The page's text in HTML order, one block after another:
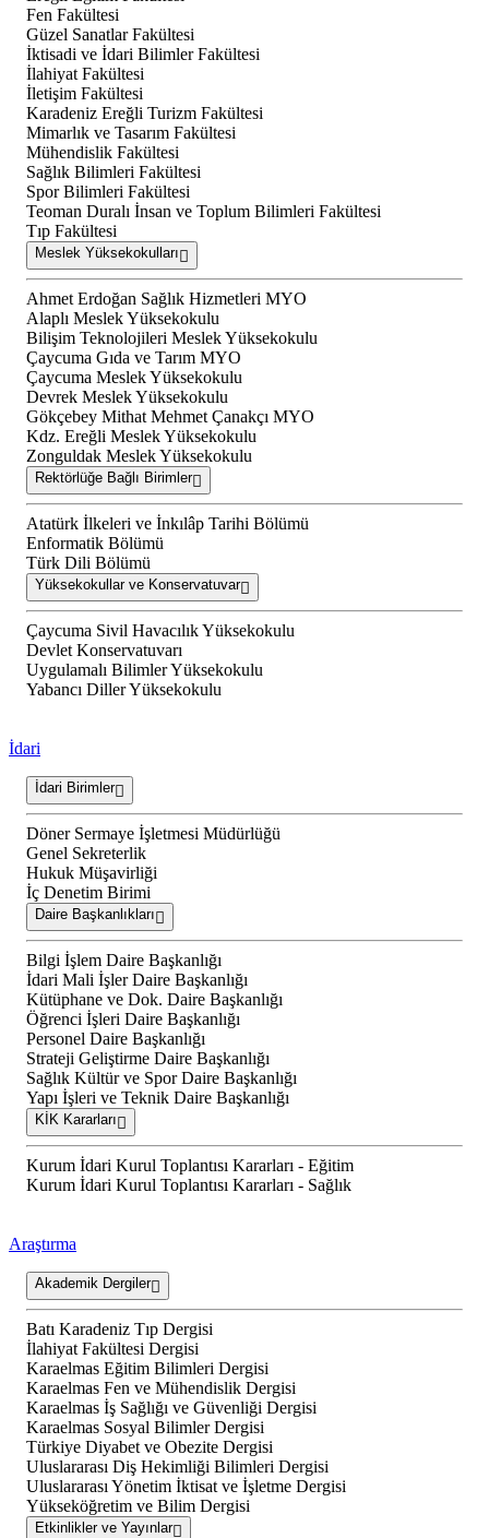
Fen Fakültesi
Güzel Sanatlar Fakültesi
İktisadi ve İdari Bilimler Fakültesi
İlahiyat Fakültesi
İletişim Fakültesi
Karadeniz Ereğli Turizm Fakültesi
Mimarlık ve Tasarım Fakültesi
Mühendislik Fakültesi
Sağlık Bilimleri Fakültesi
Spor Bilimleri Fakültesi
Teoman Duralı İnsan ve Toplum Bilimleri Fakültesi
Tıp Fakültesi
Meslek Yüksekokulları
Ahmet Erdoğan Sağlık Hizmetleri MYO
Alaplı Meslek Yüksekokulu
Bilişim Teknolojileri Meslek Yüksekokulu
Çaycuma Gıda ve Tarım MYO
Çaycuma Meslek Yüksekokulu
Devrek Meslek Yüksekokulu
Gökçebey Mithat Mehmet Çanakçı MYO
Kdz. Ereğli Meslek Yüksekokulu
Zonguldak Meslek Yüksekokulu
Rektörlüğe Bağlı Birimler
Atatürk İlkeleri ve İnkılâp Tarihi Bölümü
Enformatik Bölümü
Türk Dili Bölümü
Yüksekokullar ve Konservatuvar
Çaycuma Sivil Havacılık Yüksekokulu
Devlet Konservatuvarı
Uygulamalı Bilimler Yüksekokulu
Yabancı Diller Yüksekokulu
İdari
İdari Birimler
Döner Sermaye İşletmesi Müdürlüğü
Genel Sekreterlik
Hukuk Müşavirliği
İç Denetim Birimi
Daire Başkanlıkları
Bilgi İşlem Daire Başkanlığı
İdari Mali İşler Daire Başkanlığı
Kütüphane ve Dok. Daire Başkanlığı
Öğrenci İşleri Daire Başkanlığı
Personel Daire Başkanlığı
Strateji Geliştirme Daire Başkanlığı
Sağlık Kültür ve Spor Daire Başkanlığı
Yapı İşleri ve Teknik Daire Başkanlığı
KİK Kararları
Kurum İdari Kurul Toplantısı Kararları - Eğitim
Kurum İdari Kurul Toplantısı Kararları - Sağlık
Araştırma
Akademik Dergiler
Batı Karadeniz Tıp Dergisi
İlahiyat Fakültesi Dergisi
Karaelmas Eğitim Bilimleri Dergisi
Karaelmas Fen ve Mühendislik Dergisi
Karaelmas İş Sağlığı ve Güvenliği Dergisi
Karaelmas Sosyal Bilimler Dergisi
Türkiye Diyabet ve Obezite Dergisi
Uluslararası Diş Hekimliği Bilimleri Dergisi
Uluslararası Yönetim İktisat ve İşletme Dergisi
Yükseköğretim ve Bilim Dergisi
Etkinlikler ve Yayınlar